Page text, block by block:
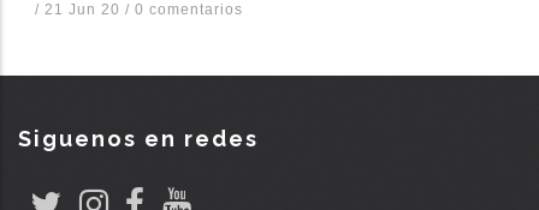
/ 21 Jun 20 / 0 comentarios
Siguenos en redes